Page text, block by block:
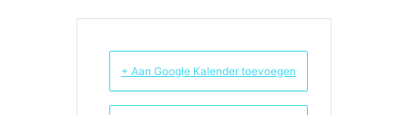
+ Aan Google Kalender toevoegen